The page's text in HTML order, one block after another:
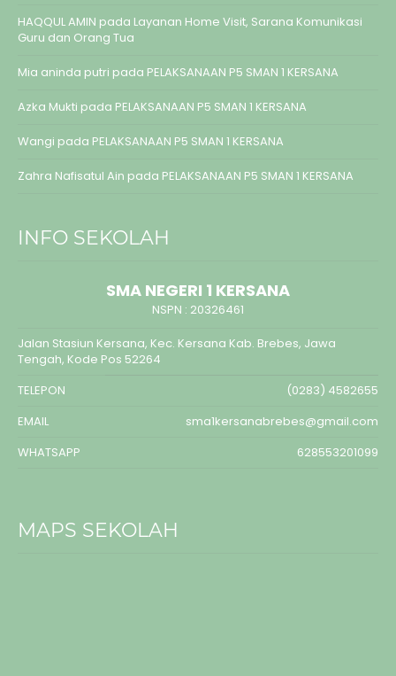
HAQQUL AMIN pada Layanan Home Visit, Sarana Komunikasi
Guru dan Orang Tua
Mia aninda putri pada PELAKSANAAN P5 SMAN 1 KERSANA
Azka Mukti pada PELAKSANAAN P5 SMAN 1 KERSANA
Wangi pada PELAKSANAAN P5 SMAN 1 KERSANA
Zahra Nafisatul Ain pada PELAKSANAAN P5 SMAN 1 KERSANA
INFO SEKOLAH
SMA NEGERI 1 KERSANA
NSPN : 20326461
Jalan Stasiun Kersana, Kec. Kersana Kab. Brebes, Jawa
Tengah, Kode Pos 52264
TELEPON
(0283) 4582655
EMAIL
sma1kersanabrebes@gmail.com
WHATSAPP
628553201099
MAPS SEKOLAH